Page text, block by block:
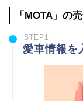
「MOTA」の
STEP1
愛車情報を